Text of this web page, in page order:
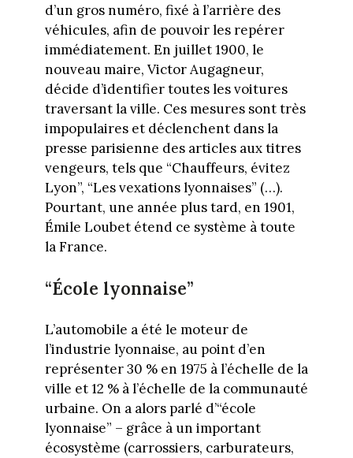
d’un gros numéro, fixé à l’arrière des
véhicules, afin de pouvoir les repérer
immédiatement. En juillet 1900, le
nouveau maire, Victor Augagneur,
décide d’identifier toutes les voitures
traversant la ville. Ces mesures sont très
impopulaires et déclenchent dans la
presse parisienne des articles aux titres
vengeurs, tels que “Chauffeurs, évitez
Lyon”, “Les vexations lyonnaises” (…).
Pourtant, une année plus tard, en 1901,
Émile Loubet étend ce système à toute
la France.
“École lyonnaise”
L’automobile a été le moteur de
l’industrie lyonnaise, au point d’en
représenter 30 % en 1975 à l’échelle de la
ville et 12 % à l’échelle de la communauté
urbaine. On a alors parlé d’“école
lyonnaise” – grâce à un important
écosystème (carrossiers, carburateurs,